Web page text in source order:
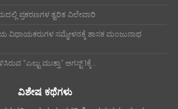
ಪ್ರಕರಣಗಳ ತ್ವರಿತ ವಿಲೇವಾರಿ
ವಿಧಾಯಕರುಗಳ ಸಮ್ಮೇಳನಕ್ಕೆ ಶಾಸಕ ಮಂಜುನಾಥ
“ಎಲ್ಟು ಮುತ್ತಾ” ಆಗಸ್ಟ್ 1ಕ್ಕೆ...
ವಿಶೇಷ ಕಥೆಗಳು